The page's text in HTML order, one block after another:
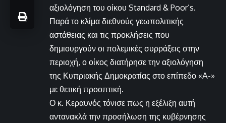
αξιολόγηση του οίκου Standard & Poor’s.
Παρά το κλίμα διεθνούς γεωπολιτικής
αστάθειας και τις προκλήσεις που
δημιουργούν οι πολεμικές συρράξεις στην
περιοχή, ο οίκος διατήρησε την αξιολόγηση
της Κυπριακής Δημοκρατίας στο επίπεδο «Α-»
με θετική προοπτική.
Ο κ. Κεραυνός τόνισε πως η εξέλιξη αυτή
αντανακλά την προσήλωση της κυβέρνησης